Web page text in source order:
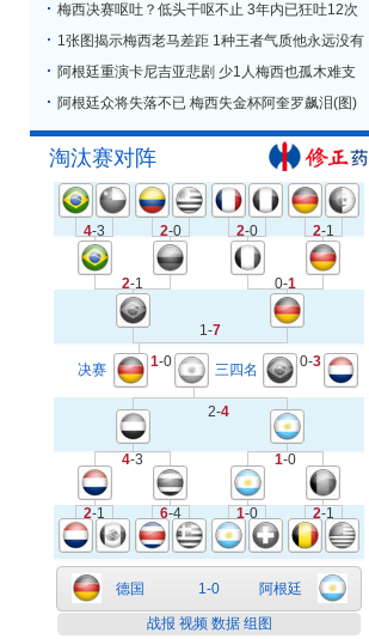
梅西决赛呕吐？低头干呕不止 3年内已狂吐12次
1张图揭示梅西老马差距 1种王者气质他永远没有
阿根廷重演卡尼吉亚悲剧 少1人梅西也孤木难支
阿根廷众将失落不已 梅西失金杯阿奎罗飙泪(图)
淘汰赛对阵
4-3 2-0 2-0 2-1
2-1 0-1
1-7
2-4
4-3 1-0
2-1 6-4 1-0 2-1
1-0 0-3
决赛 三四名
德国 1-0 阿根廷
战报 视频 数据 组图